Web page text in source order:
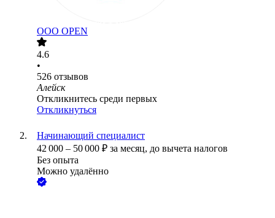
ООО OPEN
4.6
•
526 отзывов
Алейск
Откликнитесь среди первых
Откликнуться
Начинающий специалист
42 000 – 50 000 ₽ за месяц, до вычета налогов
Без опыта
Можно удалённо